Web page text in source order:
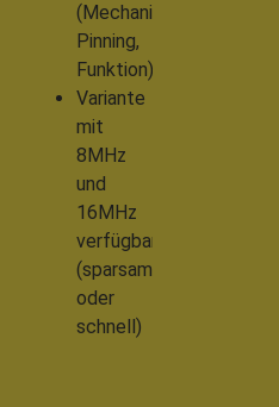
(Mechanik,
Pinning,
Funktion)
Variante
mit
8MHz
und
16MHz
verfügbar
(sparsam
oder
schnell)